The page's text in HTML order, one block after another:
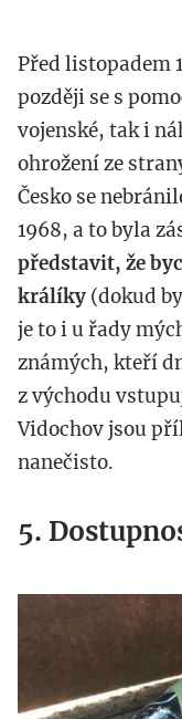
Před listopadem
později se s
vojenské, tak i
ohrožení ze
Česko se
1968, a to byla
představit, že
králíky (dokud
je to i u řady
známých, kteří
z východu
Vidochov jsou
nanečisto.
5.